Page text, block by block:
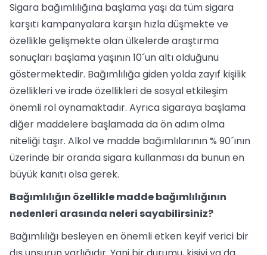
Sigara bağımlılığına başlama yaşı da tüm sigara
karşıtı kampanyalara karşın hızla düşmekte ve
özellikle gelişmekte olan ülkelerde araştırma
sonuçları başlama yaşının 10´un altı olduğunu
göstermektedir. Bağımlılığa giden yolda zayıf kişilik
özellikleri ve irade özellikleri de sosyal etkileşim
önemli rol oynamaktadır. Ayrıca sigaraya başlama
diğer maddelere başlamada da ön adım olma
niteliği taşır. Alkol ve madde bağımlılarının % 90´ının
üzerinde bir oranda sigara kullanması da bunun en
büyük kanıtı olsa gerek.
Bağımlılığın özellikle madde bağımlılığının
nedenleri arasında neleri sayabilirsiniz?
Bağımlılığı besleyen en önemli etken keyif verici bir